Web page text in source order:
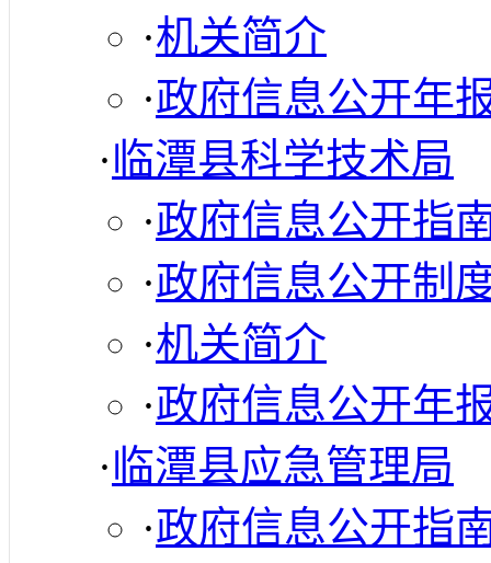
·机关简介
·政府信息公开年
·临潭县科学技术局
·政府信息公开指
·政府信息公开制
·机关简介
·政府信息公开年
·临潭县应急管理局
·政府信息公开指